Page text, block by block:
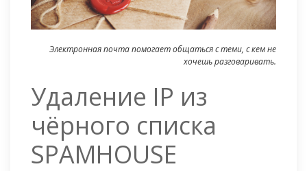
Электронная почта помогает общаться с теми, с кем не
хочешь разговаривать.
Удаление IP из
чёрного списка
SPAMHOUSE